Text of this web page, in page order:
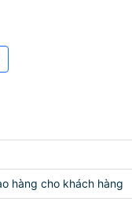
hàng cho khách hàng